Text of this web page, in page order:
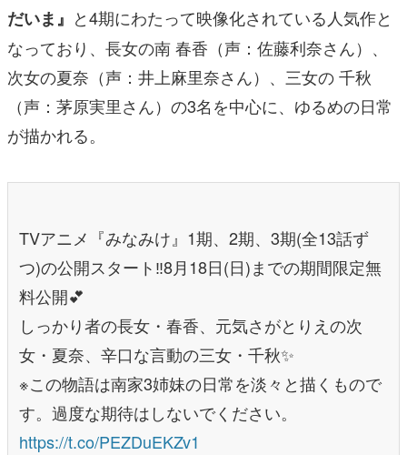
だいま』 と4期にわたって映像化されている人気作と
なっており、長女の南 春香（声：佐藤利奈さん）、
次女の夏奈（声：井上麻里奈さん）、三女の 千秋
（声：茅原実里さん）の3名を中心に、ゆるめの日常
が描かれる。
TVアニメ『みなみけ』1期、2期、3期(全13話ず
つ)の公開スタート‼️8月18日(日)までの期間限定無
料公開💕
しっかり者の長女・春香、元気さがとりえの次
女・夏奈、辛口な言動の三女・千秋✨
※この物語は南家3姉妹の日常を淡々と描くもので
す。過度な期待はしないでください。
https://t.co/PEZDuEKZv1